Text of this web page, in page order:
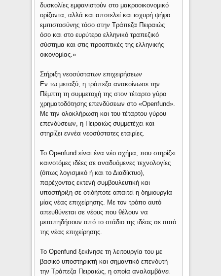
δυσκολίες εμφανιστούν στο μακροοικονομικό
ορίζοντα, αλλά και αποτελεί και ισχυρή ψήφο
εμπιστοσύνης τόσο στην Τράπεζα Πειραιώς
όσο και στο ευρύτερο ελληνικό τραπεζικό
σύστημα και στις προοπτικές της ελληνικής
οικονομίας.»
Στήριξη νεοσύστατων επιχειρήσεων
Εν τω μεταξύ, η τράπεζα ανακοίνωσε την
Πέμπτη τη συμμετοχή της στον τέταρτο γύρο
χρηματοδότησης επενδύσεων στο «Openfund».
Με την ολοκλήρωση και του τέταρτου γύρου
επενδύσεων, η Πειραιώς συμμετέχει και
στηρίζει εννέα νεοσύστατες εταιρίες.
Το Openfund είναι ένα νέο σχήμα, που στηρίζει
καινοτόμες ιδέες σε αναδυόμενες τεχνολογίες
(όπως λογισμικό ή και το Διαδίκτυο),
παρέχοντας εκτενή συμβουλευτική και
υποστήριξη σε οτιδήποτε απαιτεί η δημιουργία
μίας νέας επιχείρησης. Με τον τρόπο αυτό
απευθύνεται σε νέους που θέλουν να
μεταπηδήσουν από το στάδιο της ιδέας σε αυτό
της νέας επιχείρησης.
Το Openfund ξεκίνησε τη λειτουργία του με
βασικό υποστηρικτή και σημαντικό επενδυτή
την Τράπεζα Πειραιώς, η οποία αναλαμβάνει